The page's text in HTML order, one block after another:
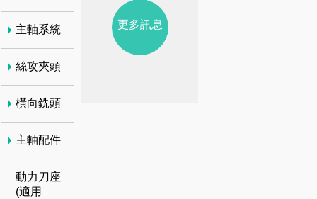
更多訊息
主軸系統
絲攻夾頭
橫向銑頭
主軸配件
動力刀座
(適用